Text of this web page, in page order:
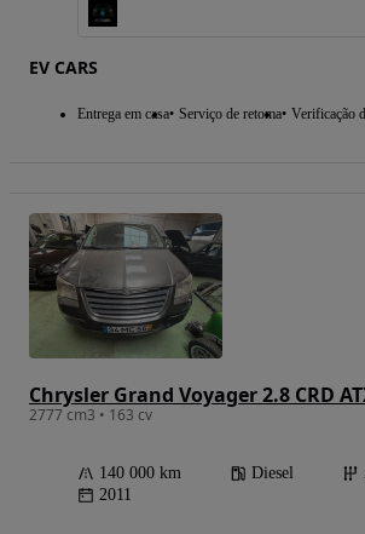
EV CARS
Entrega em casa Serviço de retoma Verificação
2777 cm3 • 163 cv
140 000 km Diesel
2011